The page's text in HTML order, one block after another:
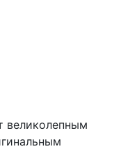
великолепным